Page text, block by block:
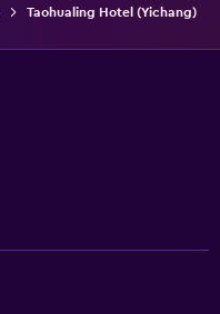
Taohualing Hotel (Yichang)